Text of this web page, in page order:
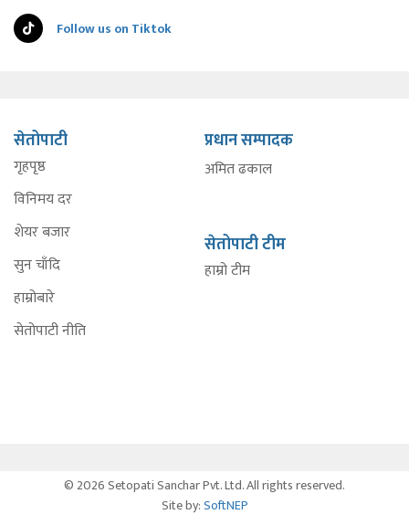
Follow us on Tiktok
सेतोपाटी
गृहपृष्ठ
विनिमय दर
शेयर बजार
सुन चाँदि
हाम्रोबारे
सेतोपाटी नीति
प्रधान सम्पादक
अमित ढकाल
सेतोपाटी टीम
हाम्रो टीम
© 2026 Setopati Sanchar Pvt. Ltd. All rights reserved.
Site by:SoftNEP